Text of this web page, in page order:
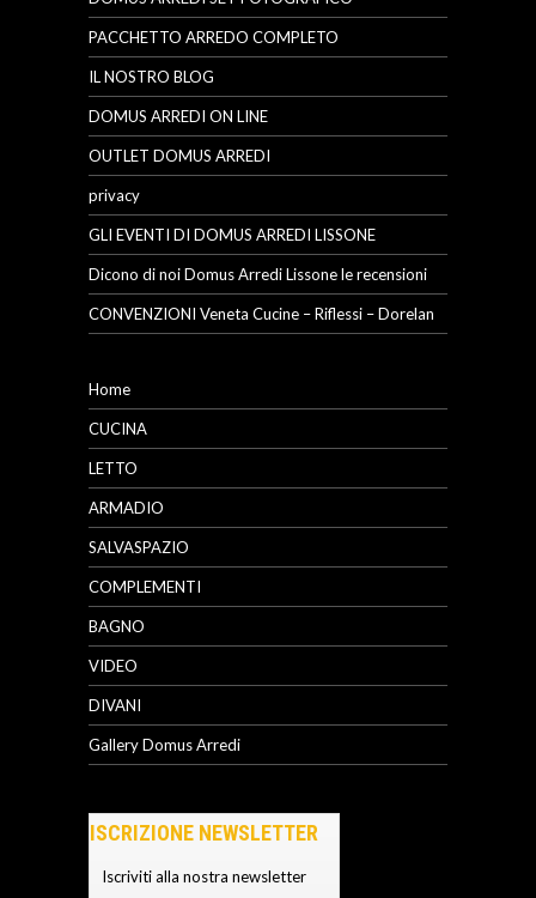
PACCHETTO ARREDO COMPLETO
IL NOSTRO BLOG
DOMUS ARREDI ON LINE
OUTLET DOMUS ARREDI
privacy
GLI EVENTI DI DOMUS ARREDI LISSONE
Dicono di noi Domus Arredi Lissone le recensioni
CONVENZIONI Veneta Cucine – Riflessi – Dorelan
Home
CUCINA
LETTO
ARMADIO
SALVASPAZIO
COMPLEMENTI
BAGNO
VIDEO
DIVANI
Gallery Domus Arredi
ISCRIZIONE NEWSLETTER
Iscriviti alla nostra newsletter